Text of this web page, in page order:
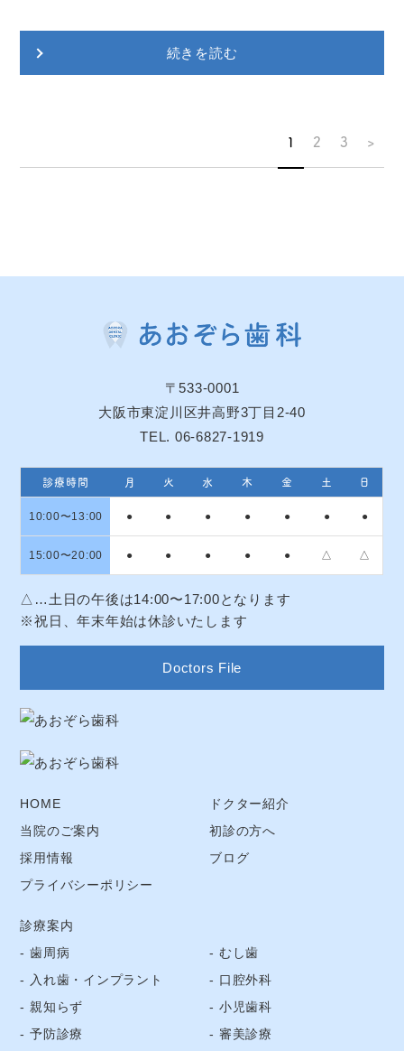
続きを読む
1 2 3 >
〒533-0001
大阪市東淀川区井高野3丁目2-40
TEL. 06-6827-1919
診療時間 月 火 水 木 金 土 日
10:00〜13:00 ● ● ● ● ● ● ●
15:00〜20:00 ● ● ● ● ● △ △
△…土日の午後は14:00〜17:00となります
※祝日、年末年始は休診いたします
Doctors File
HOME
ドクター紹介
当院のご案内
初診の方へ
採用情報
ブログ
プライバシーポリシー
診療案内
歯周病
むし歯
入れ歯・インプラント
口腔外科
親知らず
小児歯科
予防診療
審美診療